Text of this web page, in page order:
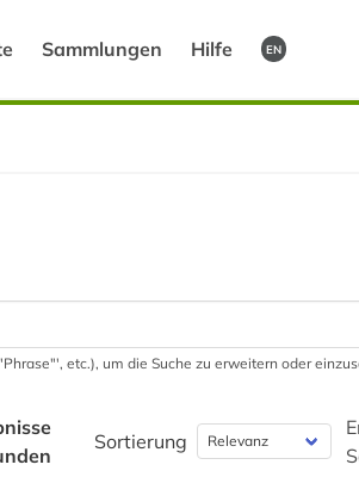
Sammlungen Hilfe EN
etc.), um die Suche zu erweitern oder
Sortierung